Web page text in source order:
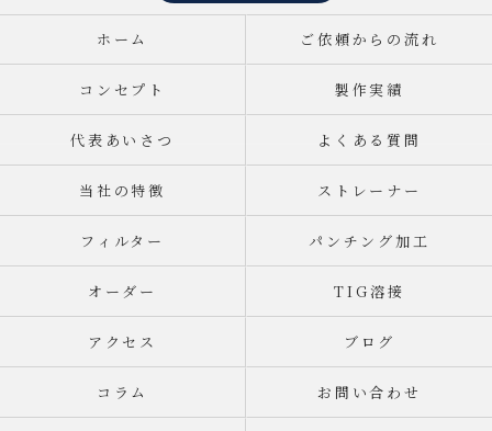
ホーム ご依頼からの流れ
コンセプト 製作実績
代表あいさつ よくある質問
当社の特徴 ストレーナー
フィルター パンチング加工
オーダー TIG溶接
アクセス ブログ
コラム お問い合わせ